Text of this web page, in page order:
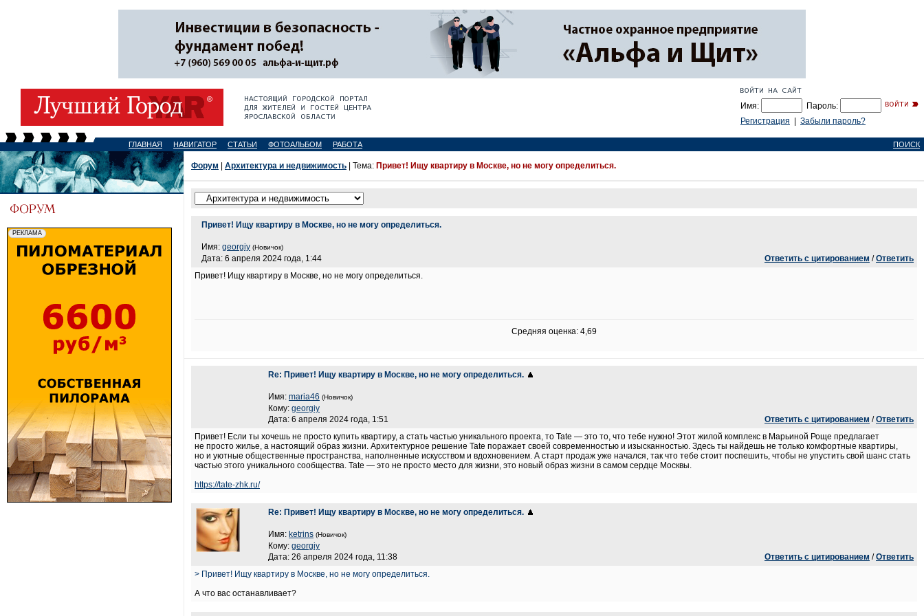
Имя:
Пароль:
Регистрация
Забыли пароль?
ГЛАВНАЯ НАВИГАТОР СТАТЬИ ФОТОАЛЬБОМ РАБОТА ПОИСК
Форум Архитектура и недвижимость | Тема: Привет! Ищу квартиру в Москве, но не могу определиться.
Привет! Ищу квартиру в Москве, но не могу определиться.
Имя: georgiy (Новичок)
Дата: 6 апреля 2024 года, 1:44 Ответить с цитированием /Ответить
Привет! Ищу квартиру в Москве, но не могу определиться.
Средняя оценка: 4,69
Re: Привет! Ищу квартиру в Москве, но не могу определиться.
Имя: maria46 (Новичок)
Кому: georgiy
Дата: 6 апреля 2024 года, 1:51
Ответить с цитированием /Ответить
Привет! Если ты хочешь не просто купить квартиру, а стать частью уникального проекта, то Tate — это то, что тебе нужно! Этот жилой комплекс в Марьиной Роще предлагает
не просто жилье, а настоящий образ жизни. Архитектурное решение Tate поражает своей современностью и изысканностью. Здесь ты найдешь не только комфортные квартиры,
но и уютные общественные пространства, наполненные искусством и вдохновением. А старт продаж уже начался, так что тебе стоит поспешить, чтобы не упустить свой шанс стать
частью этого уникального сообщества. Tate — это не просто место для жизни, это новый образ жизни в самом сердце Москвы.
https://tate-zhk.ru/
Re: Привет! Ищу квартиру в Москве, но не могу определиться.
Имя: ketrins (Новичок)
Кому: georgiy
Дата: 26 апреля 2024 года, 11:38
Ответить с цитированием /Ответить
> Привет! Ищу квартиру в Москве, но не могу определиться.
А что вас останавливает?